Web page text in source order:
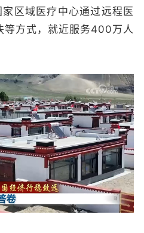
区域医疗中心通过远程医
等方式，就近服务400万人